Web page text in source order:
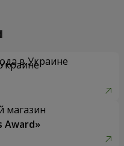
в Украине
магазин
Award»